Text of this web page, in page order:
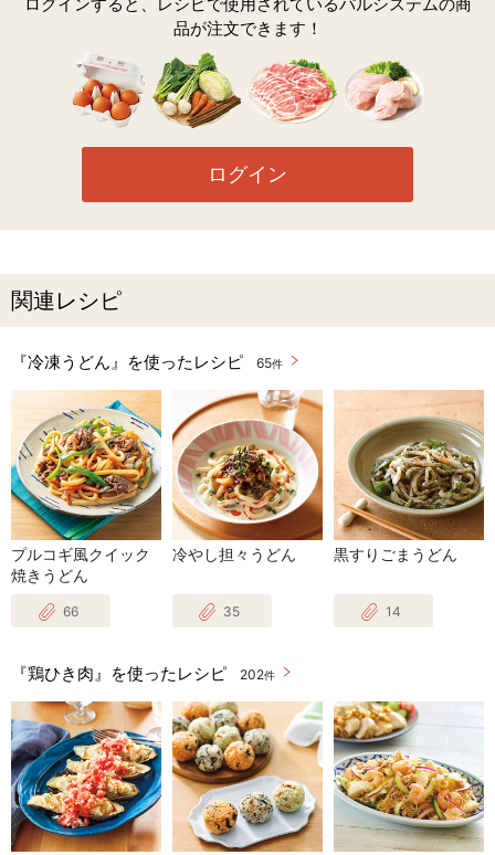
品が注文できます！
ログイン
関連レシピ
『冷凍うどん』を使ったレシピ 65件
プルコギ風クイック
焼きうどん
66
冷やし担々うどん
35
黒すりごまうどん
14
『鶏ひき肉』を使ったレシピ 202件